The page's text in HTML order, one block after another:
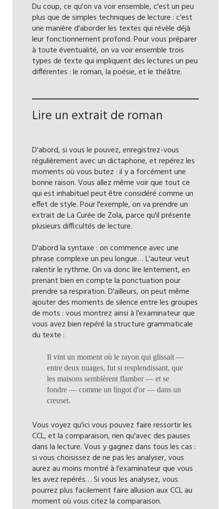
Du coup, ce qu'on va voir ensemble, c'est un peu
plus que de simples techniques de lecture : c'est
une manière d'aborder les textes qui révèle déjà
leur fonctionnement profond. Pour vous préparer
à toute éventualité, on va voir ensemble trois
types de texte qui impliquent des lectures un peu
différentes : le roman, la poésie, et le théâtre.
Lire un extrait de roman
D'abord, si vous le pouvez, enregistrez-vous
régulièrement avec un dictaphone, et repérez les
moments où vous butez : il y a forcément une
bonne raison. Vous allez même voir que tout ce
qui est inhabituel peut être considéré comme un
effet de style. Pour l'exemple, on va prendre un
extrait de La Curée de Zola, parce qu'il présente
plusieurs difficultés de lecture.
D'abord la syntaxe : on commence avec une
phrase complexe un peu longue… L'auteur veut
ralentir le rythme. On va donc lire lentement, en
prenant bien en compte la ponctuation pour
prendre sa respiration. D'ailleurs, on peut même
ajouter des moments de silence entre les groupes
de mots : vous montrez ainsi à l'examinateur que
vous avez bien repéré la structure grammaticale
du texte :
Il vint un moment où le rayon qui glissait —
entre deux nuages, fut si resplendissant, que
les maisons semblèrent flamber — et se
fondre — comme un lingot d'or — dans un
creuset.
Vous voyez qu'ici vous pouvez faire ressortir les
CCL, et la comparaison, rien qu'avec des pauses
dans la lecture. Vous y gagnez dans tous les cas :
si vous choisissez de ne pas les analyser, vous
aurez au moins montré à l'examinateur que vous
les avez repérés… Si vous les analysez, vous
pourrez plus facilement faire allusion aux CCL au
moment où vous citez la comparaison.